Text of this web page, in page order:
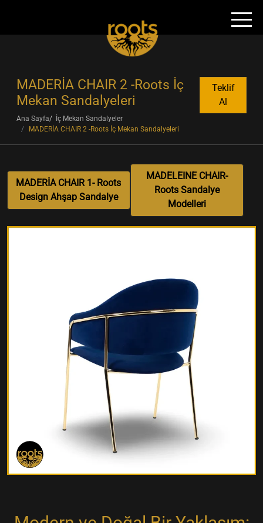
MADERİA CHAIR 2 -Roots İç
Mekan Sandalyeleri
Teklif
Al
Ana Sayfa
İç Mekan Sandalyeler
MADERİA CHAIR 2 -Roots İç Mekan Sandalyeleri
MADERİA CHAIR 1- Roots
Design Ahşap Sandalye
MADELEINE CHAIR-
Roots Sandalye
Modelleri